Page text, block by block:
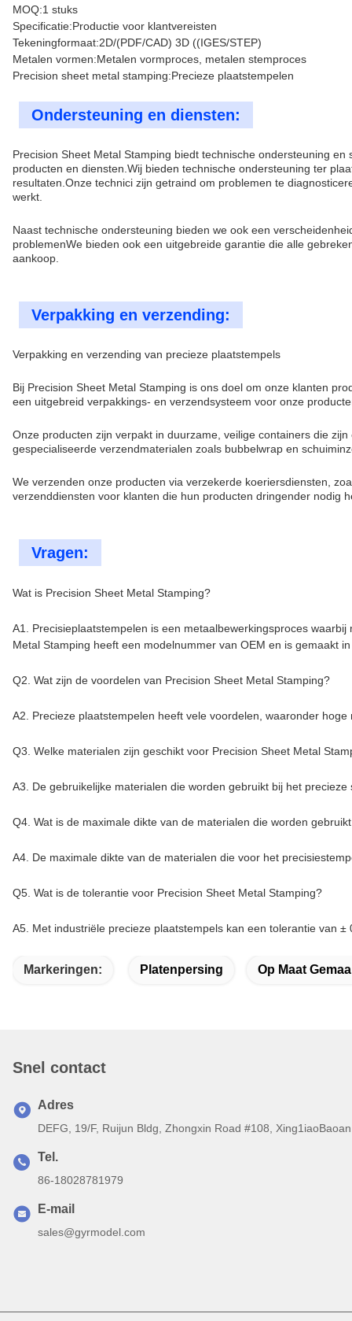
MOQ:1 stuks
Specificatie:Productie voor klantvereisten
Tekeningformaat:2D/(PDF/CAD) 3D ((IGES/STEP)
Metalen vormen:Metalen vormproces, metalen stemproces
Precision sheet metal stamping:Precieze plaatstempelen
Ondersteuning en diensten:
Precision Sheet Metal Stamping biedt technische ondersteuning
producten en diensten.Wij bieden technische ondersteuning ter
resultaten.Onze technici zijn getraind om problemen te
werkt.
Naast technische ondersteuning bieden we ook een
problemenWe bieden ook een uitgebreide garantie die alle
aankoop.
Verpakking en verzending:
Verpakking en verzending van precieze plaatstempels
Bij Precision Sheet Metal Stamping is ons doel om onze klanten
een uitgebreid verpakkings- en verzendsysteem voor onze
Onze producten zijn verpakt in duurzame, veilige containers die
gespecialiseerde verzendmaterialen zoals bubbelwrap en
We verzenden onze producten via verzekerde koeriersdiensten,
verzenddiensten voor klanten die hun producten dringender nodig
Vragen:
Wat is Precision Sheet Metal Stamping?
A1. Precisieplaatstempelen is een metaalbewerkingsproces
Metal Stamping heeft een modelnummer van OEM en is gemaakt
Q2. Wat zijn de voordelen van Precision Sheet Metal Stamping?
A2. Precieze plaatstempelen heeft vele voordelen, waaronder
Q3. Welke materialen zijn geschikt voor Precision Sheet Metal
A3. De gebruikelijke materialen die worden gebruikt bij het
Q4. Wat is de maximale dikte van de materialen die worden
A4. De maximale dikte van de materialen die voor het
Q5. Wat is de tolerantie voor Precision Sheet Metal Stamping?
A5. Met industriële precieze plaatstempels kan een tolerantie van ±
Markeringen: Platenpersing Op Maat
Snel contact
Adres
DEFG, 19/F, Ruijun Bldg, Zhongxin Road #108,
Tel.
86-18028781979
E-mail
sales@gyrmodel.com